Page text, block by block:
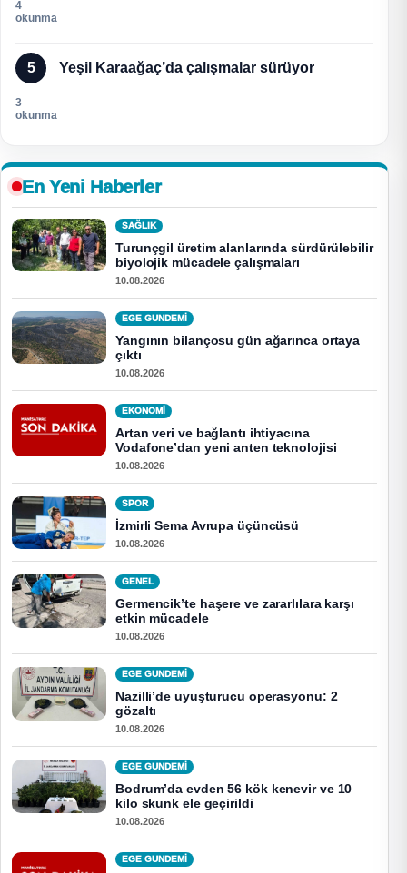
4
okunma
5 Yeşil Karaağaç’da çalışmalar sürüyor
3
okunma
En Yeni Haberler
SAĞLIK
Turunçgil üretim alanlarında sürdürülebilir
biyolojik mücadele çalışmaları
10.08.2026
EGE GUNDEMİ
Yangının bilançosu gün ağarınca ortaya
çıktı
10.08.2026
EKONOMI
Artan veri ve bağlantı ihtiyacına
Vodafone’dan yeni anten teknolojisi
10.08.2026
SPOR
İzmirli Sema Avrupa üçüncüsü
10.08.2026
GENEL
Germencik’te haşere ve zararlılara karşı
etkin mücadele
10.08.2026
EGE GUNDEMİ
Nazilli’de uyuşturucu operasyonu: 2
gözaltı
10.08.2026
EGE GUNDEMİ
Bodrum’da evden 56 kök kenevir ve 10
kilo skunk ele geçirildi
10.08.2026
EGE GUNDEMİ